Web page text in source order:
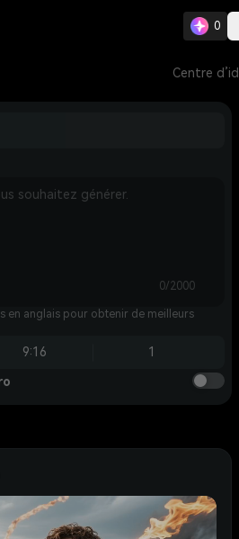
0
Centre
0/2000
en anglais pour obtenir de meilleurs
9:16 1